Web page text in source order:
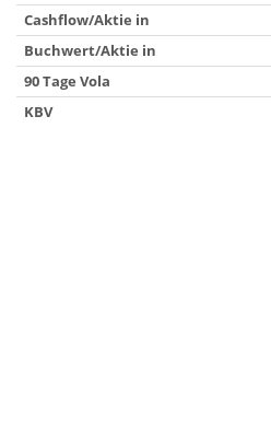
Cashflow/Aktie in
Buchwert/Aktie in
90 Tage Vola
KBV